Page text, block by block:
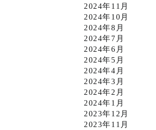
2024年11月
2024年10月
2024年8月
2024年7月
2024年6月
2024年5月
2024年4月
2024年3月
2024年2月
2024年1月
2023年12月
2023年11月